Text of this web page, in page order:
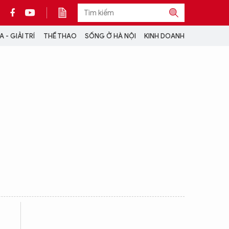
- GIẢI TRÍ THỂ THAO SỐNG Ở HÀ NỘI KINH DOANH